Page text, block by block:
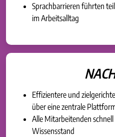
Sprachbarrieren führten
im Arbeitsalltag
Effizientere und
über eine zentrale
Alle Mitarbeitenden
Wissensstand